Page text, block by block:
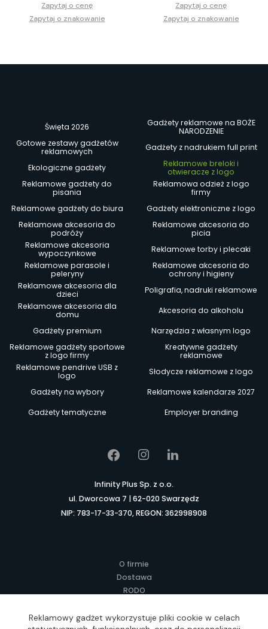
Zapytaj o cenę
Zapytaj o znakowanie
Zapytaj o cenę
Zapytaj o znakowanie
Święta 2026
Gadżety reklamowe na BOŻE
NARODZENIE
Gotowe zestawy gadżetów
reklamowych
Gadżety z nadrukiem full print
Ekologiczne gadżety
Reklamowe breloki i
otwieracze z logo
Reklamowe gadżety do
pisania
Reklamowa odzież z logo
firmy
Reklamowe gadżety do biura
Gadżety elektroniczne z logo
Reklamowe akcesoria do
podróży
Reklamowe akcesoria do
picia
Reklamowe akcesoria
wypoczynkowe
Reklamowe torby i plecaki
Reklamowe parasole i
peleryny
Reklamowe akcesoria do
ochrony i higieny
Reklamowe akcesoria dla
dzieci
Poligrafia, nadruki reklamowe
Reklamowe akcesoria dla
domu
Akcesoria do alkoholu
Gadżety premium
Narzędzia z własnym logo
Reklamowe gadżety sportowe
z logo firmy
Kreatywne gadżety
reklamowe
Reklamowe pendrive USB z
logo
Słodycze reklamowe z logo
Gadżety na wybory
Reklamowe kalendarze 2027
Gadżety tematyczne
Employer branding
Infinity Plus Sp. z o.o.
ul. Dworcowa 7 | 62-020 Swarzędz
NIP: 783-17-33-370, REGON: 362998908
O firmie
Dostawa
RODO
Regulamin
Reklamowy gadżet wykorzystuje pliki cookie w celach